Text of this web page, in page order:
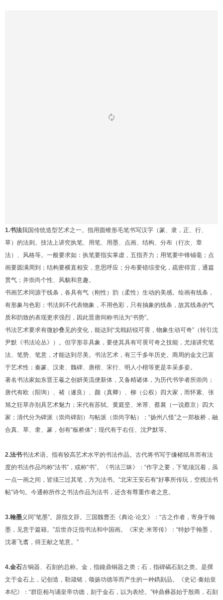
1.书法我国传统造型艺术之一。指用圆锥形毛笔书写汉字（篆、隶，正、行、
草）的法则。技法上讲究执笔、用笔、用墨、点画、结构、分布（行次、章
法）、风格等。一般要求如：执笔要指实掌虚，五指齐力；用笔要中锋铺毫；点
画要圆满周到；结构要横直相安，意思呼应；分布要错综变化，疏密得宜，通篇
贯气；并崇尚个性、风貌和意趣。
书画艺术同源于线条，各具有气（刚性）韵（柔性）生动的美感。绘画有线条，
有形象与色彩；书法则不代表物象，不用色彩，只有抽象的线条，故其线条的气
质和韵致的表现更求强烈，因此晋唐间称书法为“书势”。
书法艺术要求有微妙叠见的变化，能达到“戈戟銛锐可畏，物象生动可奇”（转引沈
尹默《书法论丛》）。但字形非具象，要使其具有可畏可奇之技能，尤须讲究笔
法、笔势、笔意，才能达到尽美。书法艺术，有三千多年历史。商周的金文已富
于艺术性；秦篆、汉隶、魏碑、唐楷、宋行、明人小楷等更是丰采多姿。
著名书法家如东晋王羲之创妍美流便新体，又备精诸体，为历代书学者所崇尚；
唐代有欧（阳询）、褚（遂良）、颜（真卿）、柳（公权）四大家，而怀素、张
旭之狂草亦别具艺术魅力；宋代有苏轼、黄庭坚、米芾、蔡襄（一说蔡京）四大
家；清代分为碑派（崇尚碑刻）与帖派（崇尚字帖）；“扬州八怪”之一郑板桥，融
合真、草、隶、篆，创有“板桥体”；现代有于右任、沈尹默等。
2.法书书法术语。指有较高艺术水平的书法作品。古代将书写于缣楮纸帛而有法
度的书法作品均称“法书”，或称“书”。《书法三昧》：“作字之要，下笔须沉着，虽
一点一画之间，皆须三过其笔，方为法书。”北宋王安石有“好事所传玩，空残法书
帖”诗句。今通称所作之书法作品为法书，还含有尊重作者之意。
3.翰墨义同”笔墨”。原指文辞。三国魏曹丕《典论·论文》：“古之作者，寄身于翰
墨，见意于篇籍。”后世亦泛指书法和中国画。《宋史·米芾传》：“特妙于翰墨，
沈著飞翥，得王献之笔意。”
4.金石古铜器、石刻的总称。金，指鐘鼎铜器之类；石，指碑碣石刻之类。是撰
文于金石上，记创造，勒箴铭，颂扬功德等而产生的一种鐫刻品。《史记·秦始皇
本纪》：“群臣相与诵皇帝功德，刻于金石，以为表经。”钟鼎彝器始于殷商，石刻